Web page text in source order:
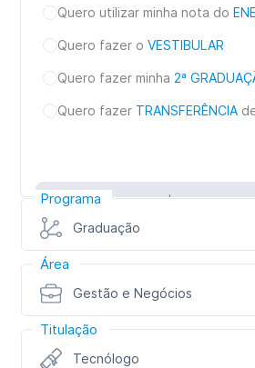
Programa
Graduação
Área
Gestão e Negócios
Titulação
Tecnólogo
Quero utilizar minha nota do
Quero fazer oVESTIBULAR
Quero fazer minha 2ª
Quero fazer TRANSFERÊNCIA
Inscreva-se